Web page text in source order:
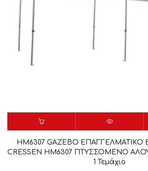
HM6307 GAZEBO
CRESSEN HM6307 ΠΤΥΣΣΟΜΕΝΟ
1 Τεμάχιο